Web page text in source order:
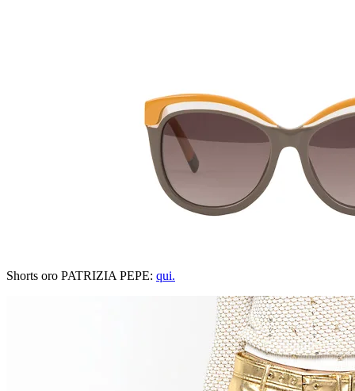
Shorts oro PATRIZIA PEPE: qui.